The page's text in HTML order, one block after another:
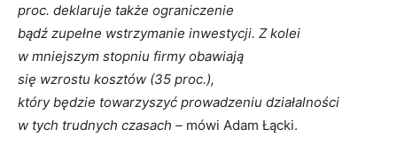
proc. deklaruje także ograniczenie
bądź zupełne wstrzymanie inwestycji. Z kolei
w mniejszym stopniu firmy obawiają
się wzrostu kosztów (35 proc.),
który będzie towarzyszyć prowadzeniu działalności
w tych trudnych czasach – mówi Adam Łącki.